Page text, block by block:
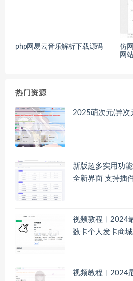
php网易云音乐解析下载源码
仿
网
热门资源
2025萌次元(异次
新版超多实用功
全新界面 支持插
视频教程︱2024
数卡个人发卡商
视频教程︱2024